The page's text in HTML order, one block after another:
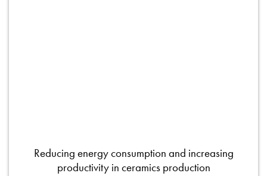
Reducing energy consumption and increasing
productivity in ceramics production